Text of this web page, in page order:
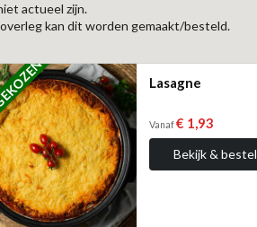
actueel zijn.
kan dit worden gemaakt/besteld.
Lasagne
Vanaf€ 1,93
Bekijk & bestel